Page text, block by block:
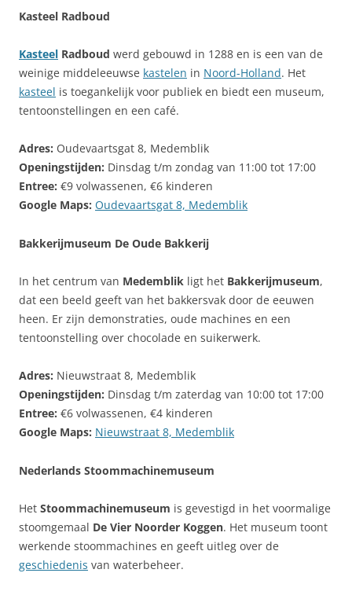
Kasteel Radboud
Kasteel Radboud werd gebouwd in 1288 en is een van de
weinige middeleeuwse kastelen in Noord-Holland. Het
kasteel is toegankelijk voor publiek en biedt een museum,
tentoonstellingen en een café.
Adres: Oudevaartsgat 8, Medemblik
Openingstijden: Dinsdag t/m zondag van 11:00 tot 17:00
Entree: €9 volwassenen, €6 kinderen
Google Maps: Oudevaartsgat 8, Medemblik
Bakkerijmuseum De Oude Bakkerij
In het centrum van Medemblik ligt het Bakkerijmuseum,
dat een beeld geeft van het bakkersvak door de eeuwen
heen. Er zijn demonstraties, oude machines en een
tentoonstelling over chocolade en suikerwerk.
Adres: Nieuwstraat 8, Medemblik
Openingstijden: Dinsdag t/m zaterdag van 10:00 tot 17:00
Entree: €6 volwassenen, €4 kinderen
Google Maps: Nieuwstraat 8, Medemblik
Nederlands Stoommachinemuseum
Het Stoommachinemuseum is gevestigd in het voormalige
stoomgemaal De Vier Noorder Koggen. Het museum toont
werkende stoommachines en geeft uitleg over de
geschiedenis van waterbeheer.